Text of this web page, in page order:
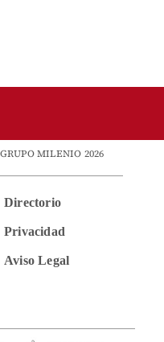
MILENIO 2026
Directorio
Privacidad
Aviso Legal